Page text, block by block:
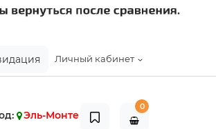
Личный кабинет
Эль-Монте
0